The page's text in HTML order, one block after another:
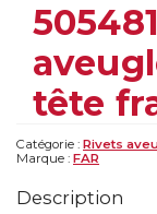
tête
Catégorie : Rivets
Marque : FAR
Description